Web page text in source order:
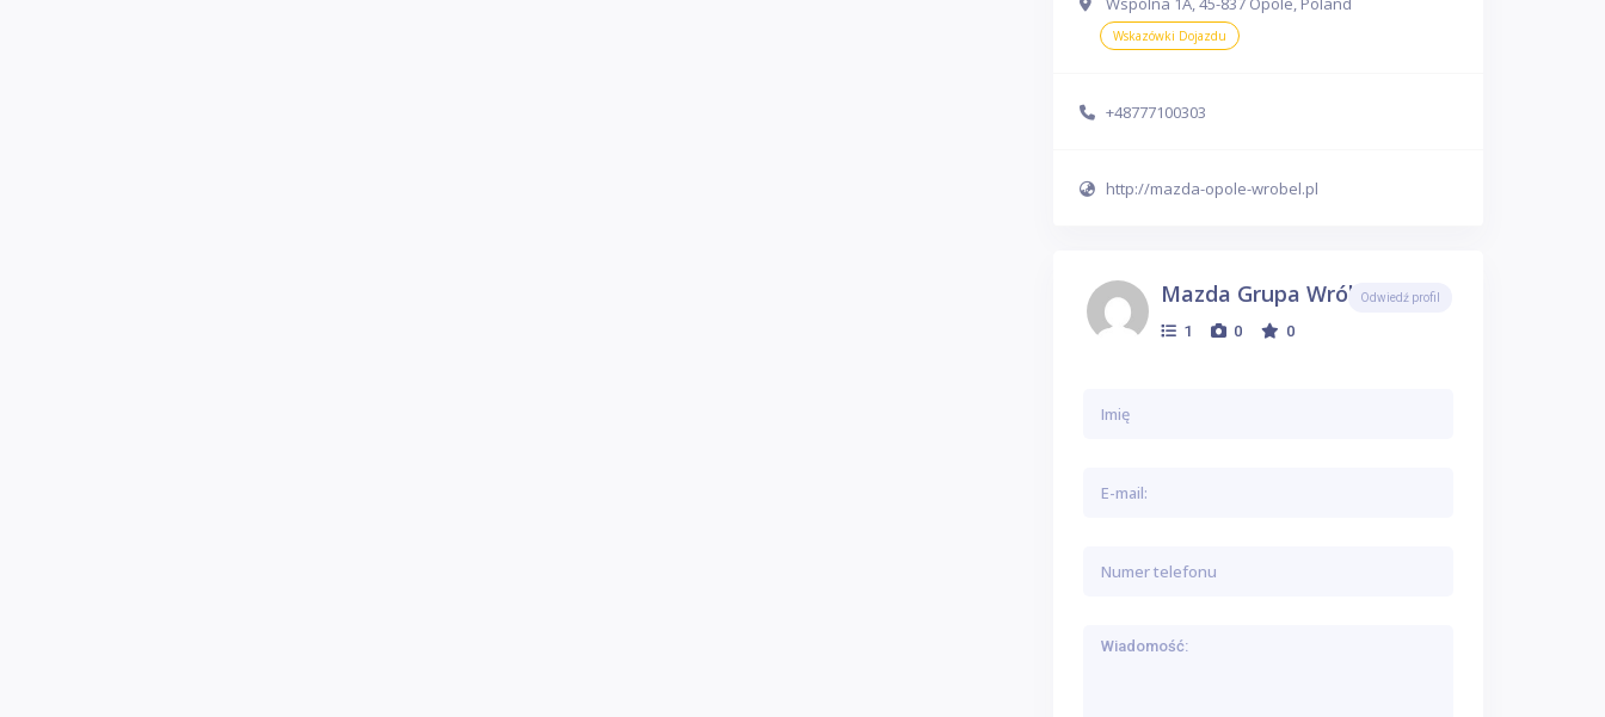
Wskazówki Dojazdu
+48777100303
http://mazda-opole-wrobel.pl
Mazda Grupa Wróbel
1 0 0
Odwiedź profil